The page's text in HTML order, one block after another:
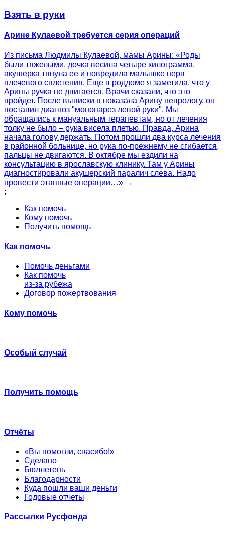
Взять в руки
Арине Кулаевой требуется серия операций
Из письма Людмилы Кулаевой, мамы Арины: «Роды
были тяжелыми, дочка весила четыре килограмма,
акушерка тянула ее и повредила малышке нерв
плечевого сплетения. Еще в роддоме я заметила, что у
Арины ручка не двигается. Врачи сказали, что это
пройдет. После выписки я показала Арину неврологу, он
поставил диагноз "монопарез левой руки". Мы
обращались к мануальным терапевтам, но от лечения
толку не было – рука висела плетью. Правда, Арина
начала голову держать. Потом прошли два курса лечения
в районной больнице, но рука по-прежнему не сгибается,
пальцы не двигаются. В октябре мы ездили на
консультацию в ярославскую клинику. Там у Арины
диагностировали акушерский паралич слева. Надо
провести этапные операции…» →
;
Как помочь
Кому помочь
Получить помощь
Как помочь
Помочь деньгами
Как помочь
из-за рубежа
Договор пожертвования
Кому помочь
Особый случай
Получить помощь
Отчёты
«Вы помогли, спасибо!»
Сделано
Бюллетень
Благодарности
Куда пошли ваши деньги
Годовые отчеты
Рассылки Русфонда